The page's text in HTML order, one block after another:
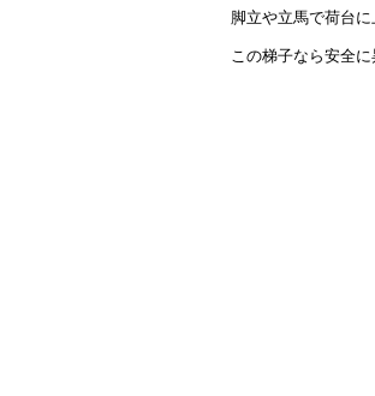
脚立や立馬で荷台
この梯子なら安全に